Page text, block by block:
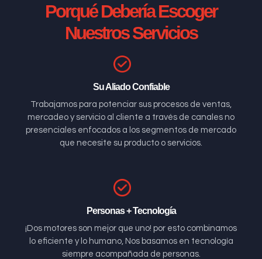
Porqué Debería Escoger
Nuestros Servicios
Su Aliado Confiable
Trabajamos para potenciar sus procesos de ventas,
mercadeo y servicio al cliente a través de canales no
presenciales enfocados a los segmentos de mercado
que necesite su producto o servicios.
Personas + Tecnología
¡Dos motores son mejor que uno! por esto combinamos
lo eficiente y lo humano, Nos basamos en tecnología
siempre acompañada de personas.